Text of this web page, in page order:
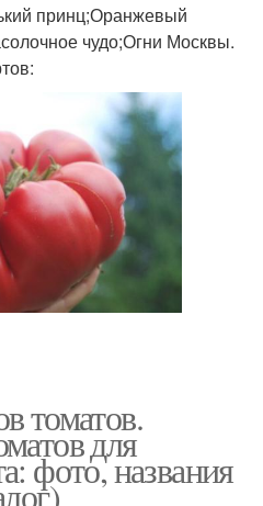
принц;Оранжевый
чудо;Огни Москвы.
томатов.
для
фото, названия